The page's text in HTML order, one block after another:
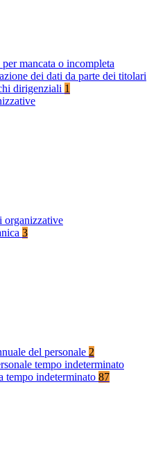
mancata o incompleta
dei dati da parte dei titolari
dirigenziali 1
organizzative
3
del personale 2
tempo indeterminato
tempo indeterminato 87